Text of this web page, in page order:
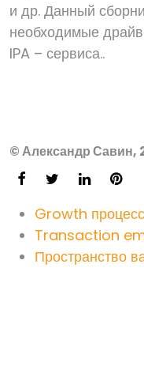
и др. Данный
необходимые
IPA – сервиса..
© Александр Савин,
Growth
Transaction
Пространство